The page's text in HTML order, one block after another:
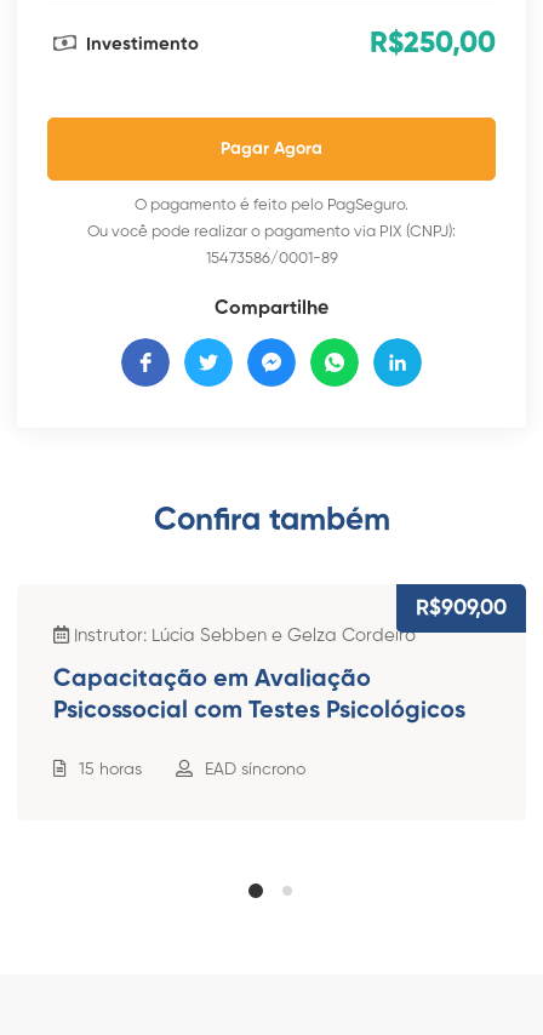
Investimento R$250,00
Pagar Agora
O pagamento é feito pelo PagSeguro.
Ou você pode realizar o pagamento via PIX (CNPJ):
15473586/0001-89
Compartilhe
Confira também​
R$909,00
Instrutor: Lúcia Sebben e Gelza Cordeiro
Capacitação em Avaliação
Psicossocial com Testes Psicológicos
15 horas EAD síncrono